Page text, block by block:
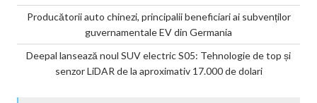
Producătorii auto chinezi, principalii beneficiari ai subvenților
guvernamentale EV din Germania
Deepal lansează noul SUV electric S05: Tehnologie de top și
senzor LiDAR de la aproximativ 17.000 de dolari